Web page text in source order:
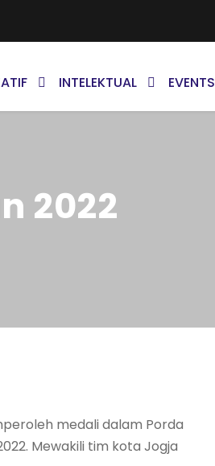
INTELEKTUAL EVENTS
2022
medali dalam Porda
Mewakili tim kota Jogja